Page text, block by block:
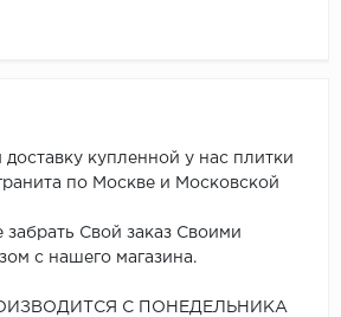
купленной у нас плитки
по Москве и Московской
Свой заказ Своими
с нашего магазина.
С ПОНЕДЕЛЬНИКА